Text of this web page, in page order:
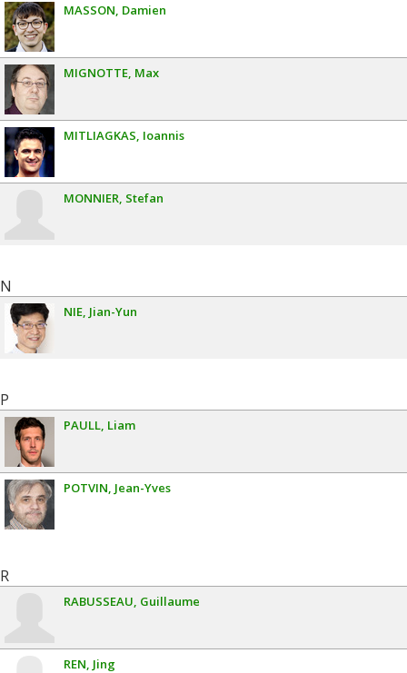
MASSON Damien
MIGNOTTE Max
MITLIAGKAS Ioannis
MONNIER Stefan
N
NIE Jian-Yun
P
PAULL Liam
POTVIN Jean-Yves
R
RABUSSEAU Guillaume
REN Jing